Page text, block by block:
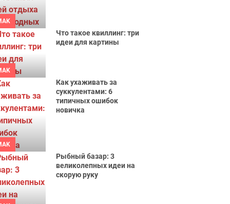
Что такое квиллинг: три
идеи для картины
Как ухаживать за
суккулентами: 6
типичных ошибок
новичка
Рыбный базар: 3
великолепных идеи на
скорую руку